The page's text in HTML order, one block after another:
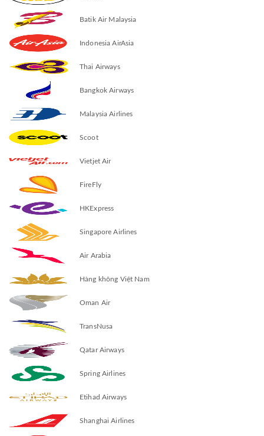
Batik Air Malaysia
Indonesia AirAsia
Thai Airways
Bangkok Airways
Malaysia Airlines
Scoot
Vietjet Air
FireFly
HKExpress
Singapore Airlines
Air Arabia
Hàng không Việt Nam
Oman Air
TransNusa
Qatar Airways
Spring Airlines
Etihad Airways
Shanghai Airlines